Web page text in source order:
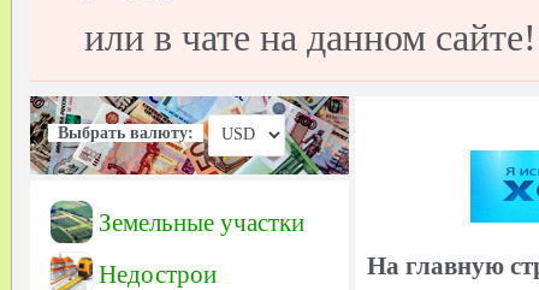
или в чате на данном сайте!
Выбрать валюту:
Земельные участки
Недострои
На главную